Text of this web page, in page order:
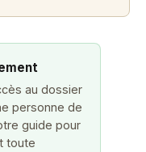
au dossier
personne de
guide pour
toute